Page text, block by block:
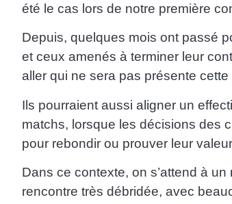
été le cas lors de notre première
Depuis, quelques mois ont passé
et ceux amenés à terminer leur
aller qui ne sera pas présente cette
Ils pourraient aussi aligner un
matchs, lorsque les décisions des
pour rebondir ou prouver leur
Dans ce contexte, on s’attend à
rencontre très débridée, avec